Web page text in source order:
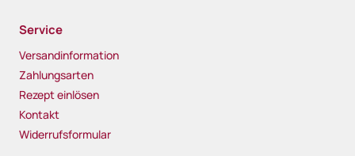
Service
Versandinformation
Zahlungsarten
Rezept einlösen
Kontakt
Widerrufsformular